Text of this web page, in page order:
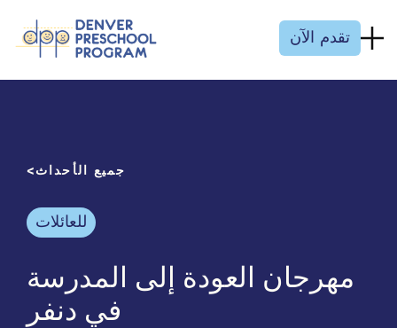
تقدم الآن
جميع الأحداث
للعائلات
مهرجان العودة إلى المدرسة
في دنفر